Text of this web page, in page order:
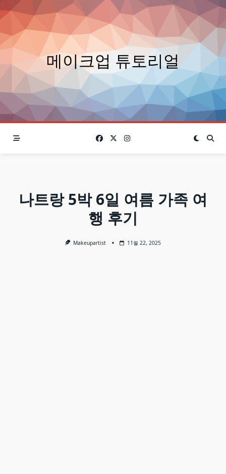
Skip
to
content
메이크업 튜토리얼
나트랑 5박 6일 여름 가족 여
행 후기
Makeupartist 11월 22, 2025